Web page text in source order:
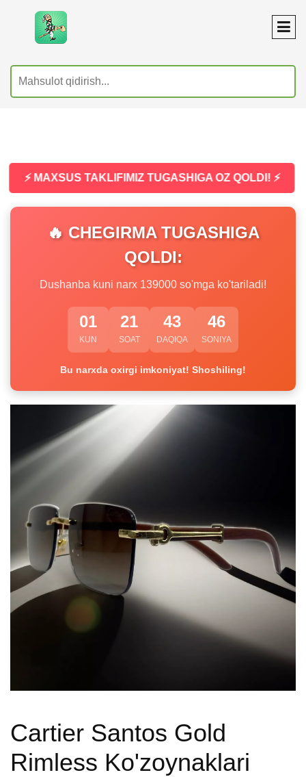
⚡ MAXSUS TAKLIFIMIZ TUGASHIGA OZ QOLDI! ⚡
🔥 CHEGIRMA TUGASHIGA
QOLDI:
Dushanba kuni narx 139000 so'mga ko'tariladi!
01
KUN
21
SOAT
43
DAQIQA
45
SONIYA
Bu narxda oxirgi imkoniyat! Shoshiling!
Cartier Santos Gold
Rimless Ko'zoynaklari